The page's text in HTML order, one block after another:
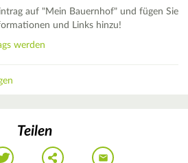
auf "Mein Bauernhof" und fügen Sie
und Links hinzu!
werden
Teilen